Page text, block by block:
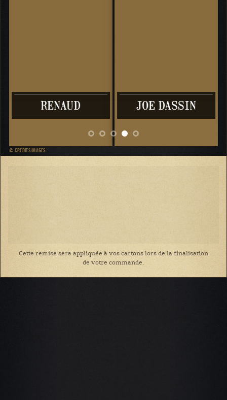
RENAUD JOE DASSIN
© CRÉDITS IMAGES
Cette remise sera appliquée à vos cartons lors de la finalisation
de votre commande.